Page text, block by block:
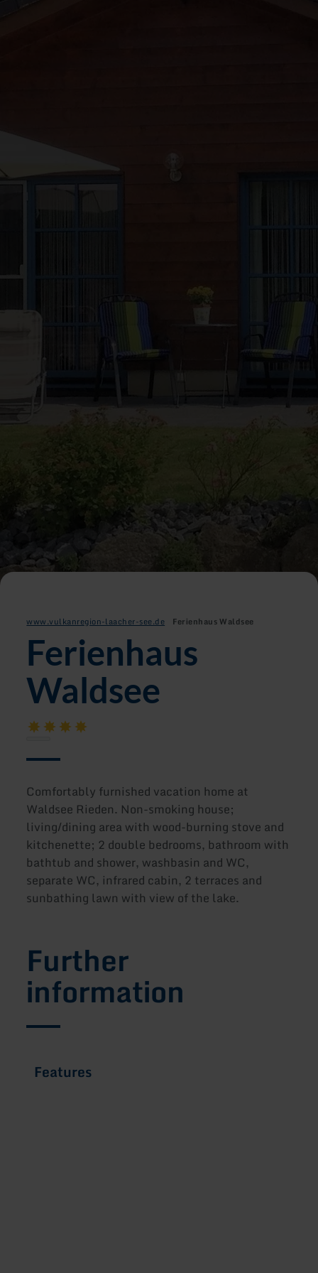
www.vulkanregion-laacher-see.de Ferienhaus Waldsee
Ferienhaus
Waldsee
Comfortably furnished vacation home at
Waldsee Rieden. Non-smoking house;
living/dining area with wood-burning stove and
kitchenette; 2 double bedrooms, bathroom with
bathtub and shower, washbasin and WC,
separate WC, infrared cabin, 2 terraces and
sunbathing lawn with view of the lake.
Further
information
Features